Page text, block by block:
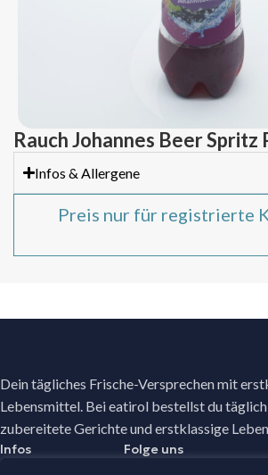
Rauch Johannes Beer Spritz
Infos & Allergene
Preis nur für registrierte
Dein tägliches Frische-Versprechen mit
Lebensmittel. Bei eatirol bestellst du
zubereitete Gerichte und erstklassige
Infos Folge uns